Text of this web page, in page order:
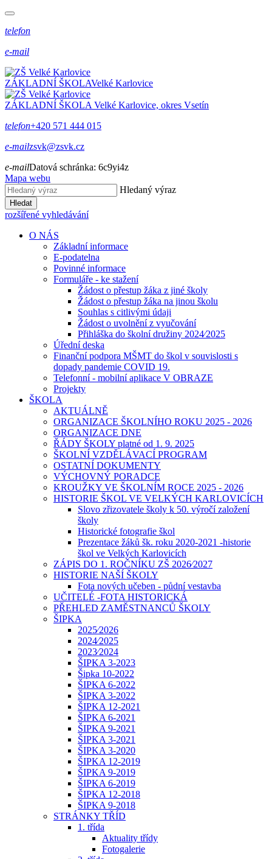
telefon
e-mail
ZÁKLADNÍ ŠKOLAVelké Karlovice
ZÁKLADNÍ ŠKOLA Velké Karlovice, okres Vsetín
telefon+420 571 444 015
e-mailzsvk@zsvk.cz
e-mailDatová schránka: 6c9yi4z
Mapa webu
Hledaný výraz
Hledat
rozšířené vyhledávání
O NÁS
Základní informace
E-podatelna
Povinné informace
Formuláře - ke stažení
Žádost o přestup žáka z jiné školy
Žádost o přestup žáka na jinou školu
Souhlas s citlivými údaji
Žádost o uvolnění z vyučování
Přihláška do školní družiny 2024⁄2025
Úřední deska
Finanční podpora MŠMT do škol v souvislosti s
dopady pandemie COVID 19.
Telefonní - mobilní aplikace V OBRAZE
Projekty
ŠKOLA
AKTUÁLNĚ
ORGANIZACE ŠKOLNÍHO ROKU 2025 - 2026
ORGANIZACE DNE
ŘÁDY ŠKOLY platné od 1. 9. 2025
ŠKOLNÍ VZDĚLÁVACÍ PROGRAM
OSTATNÍ DOKUMENTY
VÝCHOVNÝ PORADCE
KROUŽKY VE ŠKOLNÍM ROCE 2025 - 2026
HISTORIE ŠKOL VE VELKÝCH KARLOVICÍCH
Slovo zřizovatele školy k 50. výročí založení
školy
Historické fotografie škol
Prezentace žáků šk. roku 2020-2021 -historie
škol ve Velkých Karlovicích
ZÁPIS DO 1. ROČNÍKU ZŠ 2026⁄2027
HISTORIE NAŠÍ ŠKOLY
Fota nových učeben - půdní vestavba
UČITELÉ -FOTA HISTORICKÁ
PŘEHLED ZAMĚSTNANCŮ ŠKOLY
ŠIPKA
2025⁄2026
2024⁄2025
2023⁄2024
ŠIPKA 3-2023
Šipka 10-2022
ŠIPKA 6-2022
ŠIPKA 3-2022
ŠIPKA 12-2021
ŠIPKA 6-2021
ŠIPKA 9-2021
ŠIPKA 3-2021
ŠIPKA 3-2020
ŠIPKA 12-2019
ŠIPKA 9-2019
ŠIPKA 6-2019
ŠIPKA 12-2018
ŠIPKA 9-2018
STRÁNKY TŘÍD
1. třída
Aktuality třídy
Fotogalerie